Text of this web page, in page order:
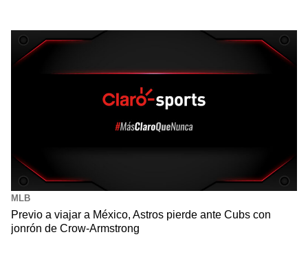
MLB
Previo a viajar a México, Astros pierde ante Cubs con
jonrón de Crow-Armstrong